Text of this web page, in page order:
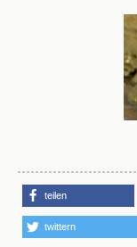
teilen
twittern